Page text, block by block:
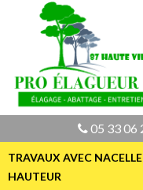
05 33 06
TRAVAUX AVEC
HAUTEUR